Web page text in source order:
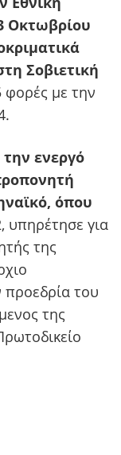
Οκτωβρίου
Σοβιετική
φορές με την
ενεργό
όπου
υπηρέτησε για
της
του
της